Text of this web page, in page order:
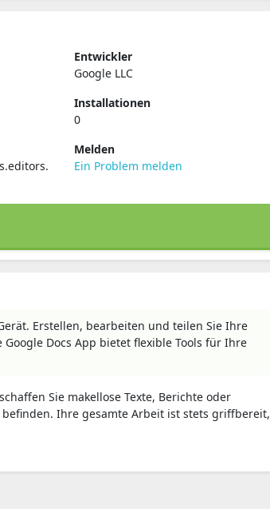
Entwickler
Google LLC
Installationen
0
Melden
Ein Problem melden
Erstellen, bearbeiten und teilen Sie Ihre
Docs App bietet flexible Tools für Ihre
Sie makellose Texte, Berichte oder
Ihre gesamte Arbeit ist stets griffbereit,